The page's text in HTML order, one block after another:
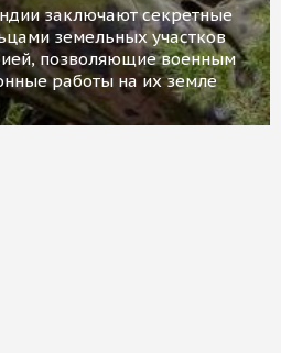
заключают секретные
земельных участков
позволяющие военным
работы на их земле